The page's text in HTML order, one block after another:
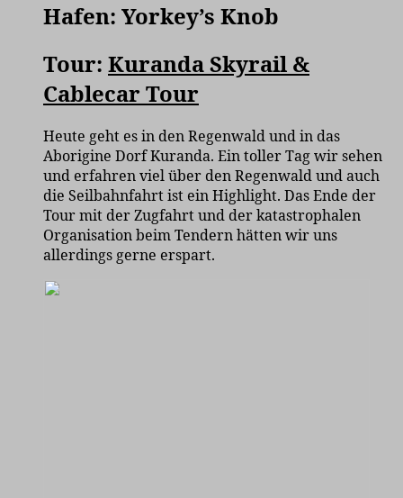
Hafen: Yorkey’s Knob
Tour: Kuranda Skyrail &
Cablecar Tour
Heute geht es in den Regenwald und in das
Aborigine Dorf Kuranda. Ein toller Tag wir sehen
und erfahren viel über den Regenwald und auch
die Seilbahnfahrt ist ein Highlight. Das Ende der
Tour mit der Zugfahrt und der katastrophalen
Organisation beim Tendern hätten wir uns
allerdings gerne erspart.